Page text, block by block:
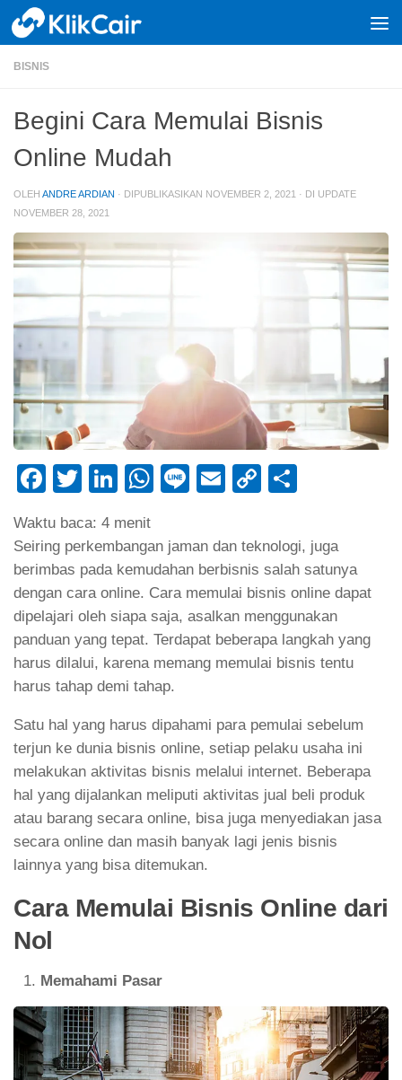
Skip to content
BISNIS
Begini Cara Memulai Bisnis
Online Mudah
OLEH ANDRE ARDIAN · DIPUBLIKASIKAN NOVEMBER 2, 2021 · DI UPDATE
NOVEMBER 28, 2021
Facebook
TwitterLinkedIn
WhatsApp
LineEmailCopy
Waktu baca: 4 menit
Seiring perkembangan jaman dan teknologi, juga
berimbas pada kemudahan berbisnis salah satunya
dengan cara online. Cara memulai bisnis online dapat
dipelajari oleh siapa saja, asalkan menggunakan
panduan yang tepat. Terdapat beberapa langkah yang
harus dilalui, karena memang memulai bisnis tentu
harus tahap demi tahap.
Satu hal yang harus dipahami para pemulai sebelum
terjun ke dunia bisnis online, setiap pelaku usaha ini
melakukan aktivitas bisnis melalui internet. Beberapa
hal yang dijalankan meliputi aktivitas jual beli produk
atau barang secara online, bisa juga menyediakan jasa
secara online dan masih banyak lagi jenis bisnis
lainnya yang bisa ditemukan.
Cara Memulai Bisnis Online dari
Nol
Memahami Pasar